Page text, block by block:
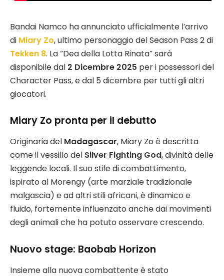
Bandai Namco ha annunciato ufficialmente l’arrivo
di Miary Zo, ultimo personaggio del Season Pass 2 di
Tekken 8. La “Dea della Lotta Rinata” sarà
disponibile dal 2 Dicembre 2025 per i possessori del
Character Pass, e dal 5 dicembre per tutti gli altri
giocatori.
Miary Zo pronta per il debutto
Originaria del Madagascar, Miary Zo è descritta
come il vessillo del Silver Fighting God, divinità delle
leggende locali. Il suo stile di combattimento,
ispirato al Morengy (arte marziale tradizionale
malgascia) e ad altri stili africani, è dinamico e
fluido, fortemente influenzato anche dai movimenti
degli animali che ha potuto osservare crescendo.
Nuovo stage: Baobab Horizon
Insieme alla nuova combattente è stato